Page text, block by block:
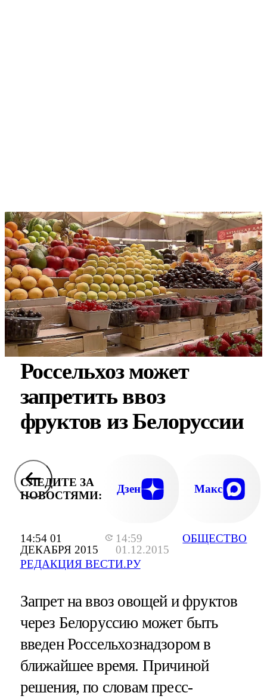
14:54 01
ДЕКАБРЯ 2015
14:59
01.12.2015
РЕДАКЦИЯ ВЕСТИ.РУ
ОБЩЕСТВО
Россельхоз может
запретить ввоз
фруктов из Белоруссии
СЛЕДИТЕ ЗА
НОВОСТЯМИ:
Дзен Макс
Запрет на ввоз овощей и фруктов
через Белоруссию может быть
введен Россельхознадзором в
ближайшее время. Причиной
решения, по словам пресс-